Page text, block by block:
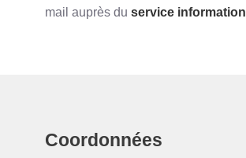
mail auprès du service information
Coordonnées